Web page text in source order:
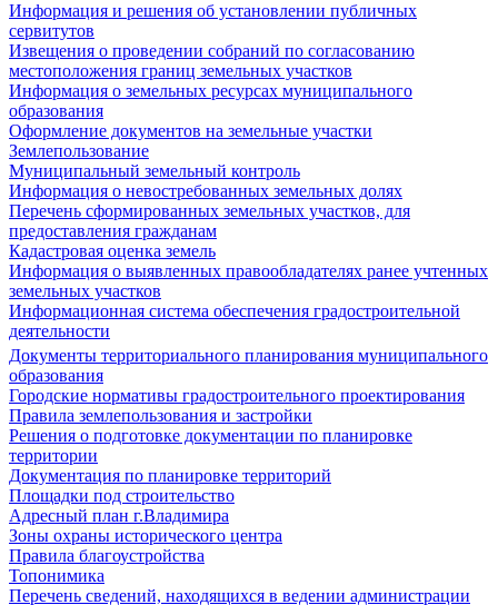
Информация и решения об установлении публичных
сервитутов
Извещения о проведении собраний по согласованию
местоположения границ земельных участков
Информация о земельных ресурсах муниципального
образования
Оформление документов на земельные участки
Землепользование
Муниципальный земельный контроль
Информация о невостребованных земельных долях
Перечень сформированных земельных участков, для
предоставления гражданам
Кадастровая оценка земель
Информация о выявленных правообладателях ранее учтенных
земельных участков
Информационная система обеспечения градостроительной
деятельности
Документы территориального планирования муниципального
образования
Городские нормативы градостроительного проектирования
Правила землепользования и застройки
Решения о подготовке документации по планировке
территории
Документация по планировке территорий
Площадки под строительство
Адресный план г.Владимира
Зоны охраны исторического центра
Правила благоустройства
Топонимика
Перечень сведений, находящихся в ведении администрации